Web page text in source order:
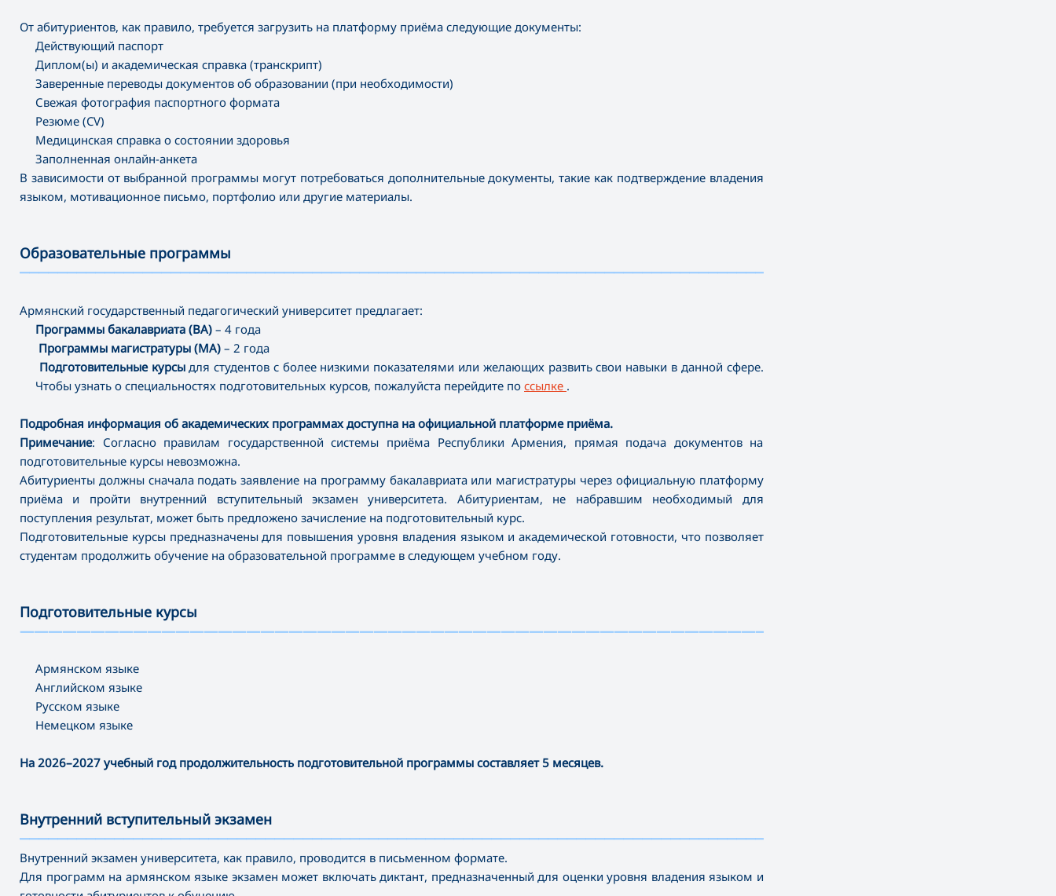
От абитуриентов, как правило, требуется загрузить на платформу приёма следующие документы:
Действующий паспорт
Диплом(ы) и академическая справка (транскрипт)
Заверенные переводы документов об образовании (при необходимости)
Свежая фотография паспортного формата
Резюме (CV)
Медицинская справка о состоянии здоровья
Заполненная онлайн-анкета
В зависимости от выбранной программы могут потребоваться дополнительные документы, такие как подтверждение владения
языком, мотивационное письмо, портфолио или другие материалы.
Образовательные программы
——————————————————————————————————————————————————————————————————————————————————
Армянский государственный педагогический университет предлагает:
Программы бакалавриата (BA) – 4 года
Программы магистратуры (MA) – 2 года
Подготовительные курсыдля студентов с более низкими показателями или желающих развить свои навыки в данной сфере.
Чтобы узнать о специальностях подготовительных курсов, пожалуйста перейдите по ссылке .
Подробная информация об академических программах доступна на официальной платформе приёма.
Примечание: Согласно правилам государственной системы приёма Республики Армения, прямая подача документов на
подготовительные курсы невозможна.
Абитуриенты должны сначала подать заявление на программу бакалавриата или магистратуры через официальную платформу
приёма и пройти внутренний вступительный экзамен университета. Абитуриентам, не набравшим необходимый для
поступления результат, может быть предложено зачисление на подготовительный курс.
Подготовительные курсы предназначены для повышения уровня владения языком и академической готовности, что позволяет
студентам продолжить обучение на образовательной программе в следующем учебном году.
Подготовительные курсы
Армянском языке
Английском языке
Русском языке
Немецком языке
На 2026–2027 учебный год продолжительность подготовительной программы составляет 5 месяцев.
Внутренний вступительный экзамен
——————————————————————————————————————————————————————————————————————————————————
Внутренний экзамен университета, как правило, проводится в письменном формате.
Для программ на армянском языке экзамен может включать диктант, предназначенный для оценки уровня владения языком и